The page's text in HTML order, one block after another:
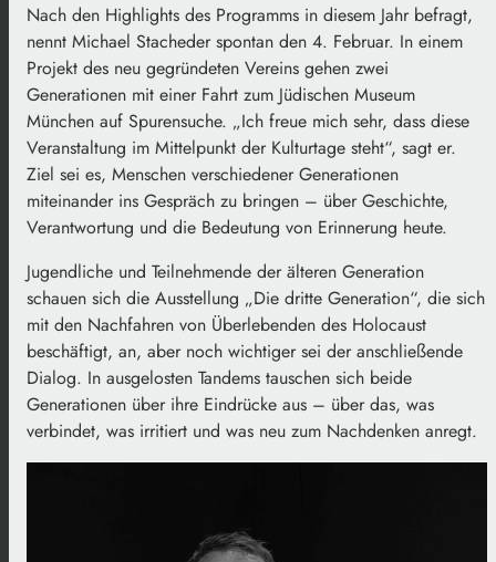
Nach den Highlights des Programms in diesem Jahr befragt,
nennt Michael Stacheder spontan den 4. Februar. In einem
Projekt des neu gegründeten Vereins gehen zwei
Generationen mit einer Fahrt zum Jüdischen Museum
München auf Spurensuche. „Ich freue mich sehr, dass diese
Veranstaltung im Mittelpunkt der Kulturtage steht“, sagt er.
Ziel sei es, Menschen verschiedener Generationen
miteinander ins Gespräch zu bringen – über Geschichte,
Verantwortung und die Bedeutung von Erinnerung heute.
Jugendliche und Teilnehmende der älteren Generation
schauen sich die Ausstellung „Die dritte Generation“, die sich
mit den Nachfahren von Überlebenden des Holocaust
beschäftigt, an, aber noch wichtiger sei der anschließende
Dialog. In ausgelosten Tandems tauschen sich beide
Generationen über ihre Eindrücke aus – über das, was
verbindet, was irritiert und was neu zum Nachdenken anregt.